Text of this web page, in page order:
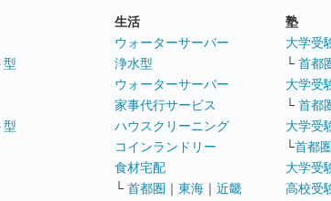
型
型
生活
ウォーターサーバー
浄水型
ウォーターサーバー
家事代行サービス
ハウスクリーニング
コインランドリー
食材宅配
└ 首都圏 ｜ 東海 ｜ 近畿
塾
大学受
└ 首都
大学受
└ 首都
大学受
└首都圏
大学受
高校受